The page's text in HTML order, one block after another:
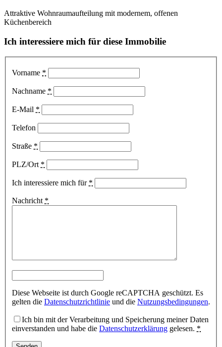
Attraktive Wohnraumaufteilung mit modernem, offenen
Küchenbereich
Ich interessiere mich für diese Immobilie
Vorname *
Nachname *
E-Mail *
Telefon
Straße *
PLZ/Ort *
Ich interessiere mich für *
Nachricht *
Diese Webseite ist durch Google reCAPTCHA geschützt. Es
gelten die Datenschutzrichtlinie und die Nutzungsbedingungen.
Ich bin mit der Verarbeitung und Speicherung meiner Daten
einverstanden und habe die Datenschutzerklärung gelesen. *